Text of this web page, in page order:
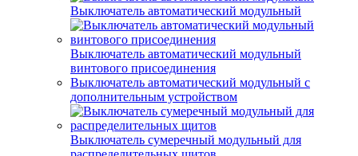
Выключатель автоматический модульный
Выключатель автоматический модульный
винтового присоединения
Выключатель автоматический модульный с
дополнительным устройством
Выключатель сумеречный модульный для